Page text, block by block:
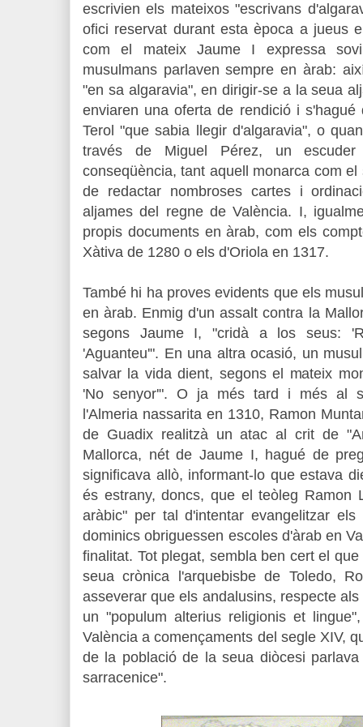
escrivien els mateixos "escrivans
ofici reservat durant esta època a jueus
com el mateix Jaume I expressa
musulmans parlaven sempre en àrab:
"en sa algaravia", en dirigir-se a la seua
enviaren una oferta de rendició i
Terol "que sabia llegir d'algaravia", o
través de Miguel Pérez, un
conseqüència, tant aquell monarca com
de redactar nombroses cartes i
aljames del regne de València. I,
propis documents en àrab, com els
Xàtiva de 1280 o els d'Oriola en 1317.
També hi ha proves evidents que els
en àrab. Enmig d'un assalt contra la
segons Jaume I, "cridà a los seus:
'Aguanteu'". En una altra ocasió, un
salvar la vida dient, segons el mateix
'No senyor'". O ja més tard i més al
l'Almeria nassarita en 1310, Ramon
de Guadix realitzà un atac al crit de
Mallorca, nét de Jaume I, hagué de
significava allò, informant-lo que estava
és estrany, doncs, que el teòleg Ramon
aràbic" per tal d'intentar evangelitzar
dominics obriguessen escoles d'àrab en
finalitat. Tot plegat, sembla ben cert el
seua crònica l'arquebisbe de Toledo,
asseverar que els andalusins, respecte
un "populum alterius religionis et
València a començaments del segle XIV,
de la població de la seua diòcesi
sarracenice".